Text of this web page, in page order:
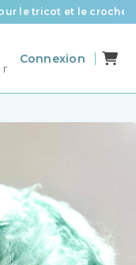
le tricot et le crochet
Connexion